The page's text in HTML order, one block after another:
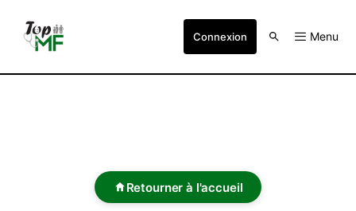
Connexion Menu
Retourner à l'accueil